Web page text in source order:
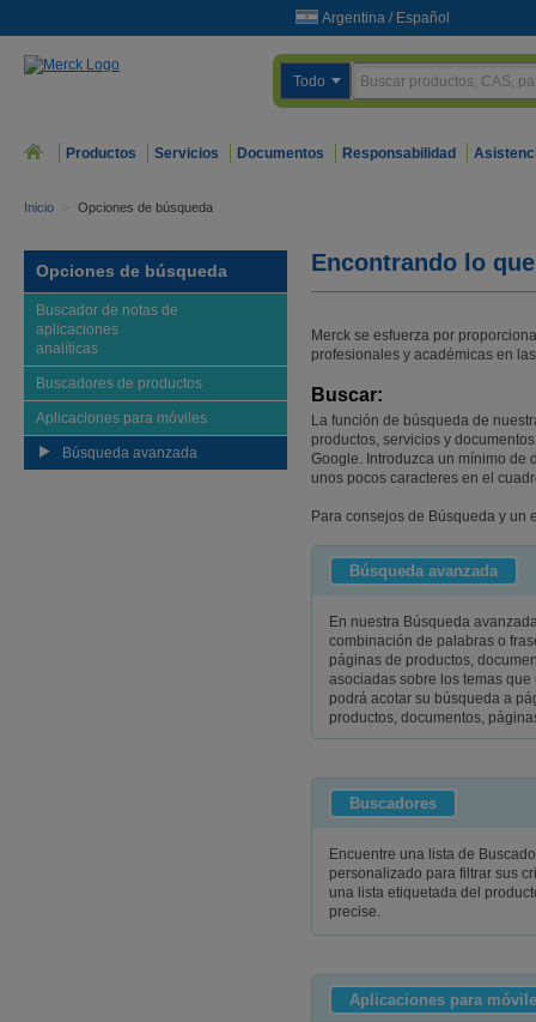
Argentina / Español
Todo
Productos Servicios Documentos Responsabilidad
Inicio > Opciones de búsqueda
Opciones de búsqueda
Buscador de notas de
aplicaciones
analíticas
Buscadores de productos
Aplicaciones para móviles
Búsqueda avanzada
Encontrando lo
Merck se esfuerza por
profesionales y académicas en
Buscar:
La función de búsqueda de
productos, servicios y
Google. Introduzca un mínimo de
unos pocos caracteres en el
Para consejos de Búsqueda y
Búsqueda avanzada
En nuestra Búsqueda
combinación de palabras o
páginas de productos,
asociadas sobre los temas que
podrá acotar su búsqueda a
productos, documentos,
Buscadores
Encuentre una lista de
personalizado para filtrar sus
una lista etiquetada del
precise.
Aplicaciones para